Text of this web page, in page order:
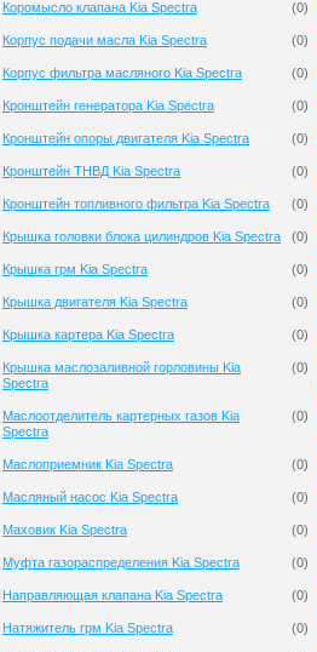
Коромысло клапана Kia Spectra (0)
Корпус подачи масла Kia Spectra (0)
Корпус фильтра масляного Kia Spectra (0)
Кронштейн генератора Kia Spectra (0)
Кронштейн опоры двигателя Kia Spectra (0)
Кронштейн ТНВД Kia Spectra (0)
Кронштейн топливного фильтра Kia Spectra (0)
Крышка головки блока цилиндров Kia Spectra (0)
Крышка грм Kia Spectra (0)
Крышка двигателя Kia Spectra (0)
Крышка картера Kia Spectra (0)
Крышка маслозаливной горловины Kia
Spectra
(0)
Маслоотделитель картерных газов Kia
Spectra
(0)
Маслоприемник Kia Spectra (0)
Масляный насос Kia Spectra (0)
Маховик Kia Spectra (0)
Муфта газораспределения Kia Spectra (0)
Направляющая клапана Kia Spectra (0)
Натяжитель грм Kia Spectra (0)